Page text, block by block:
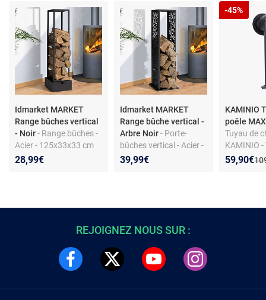
Idmarket MARKET
Range bûches vertical
- Noir- Range bûches -
Acier - 125x33x33 cm
avec tiroir
28,99€
Idmarket MARKET
Range bûche vertical -
Arbre Noir- Porte-
bûches vertical - Acier -
Motif arbre - Hauteur
39,99€
KAMINIO
poêle
Tuyau de
KAMINIO -
haute
Nouveau
59,90€
-45%
REJOIGNEZ NOUS SUR :